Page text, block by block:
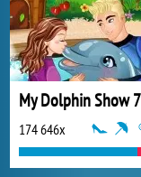
My Dolphin Show 7
174 646x